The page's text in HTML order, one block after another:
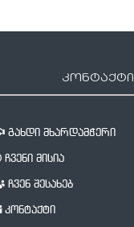
კონტაქტი
გახდი მხარდამჭერი
ჩვენი მისია
ჩვენ შესახებ
კონტაქტი